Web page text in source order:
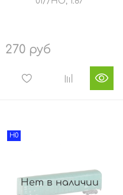
270 руб
Нет в наличии
H0